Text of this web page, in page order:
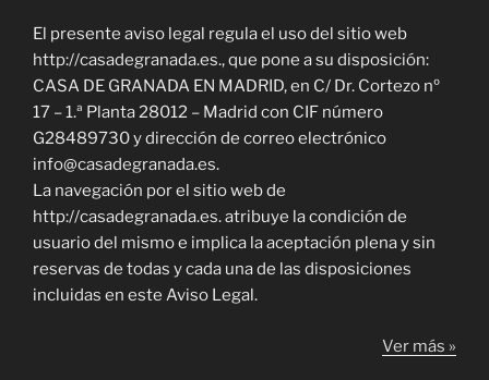
El presente aviso legal regula el uso del sitio web
http://casadegranada.es., que pone a su disposición:
CASA DE GRANADA EN MADRID, en C/ Dr. Cortezo nº
17 – 1.ª Planta 28012 – Madrid con CIF número
G28489730 y dirección de correo electrónico
info@casadegranada.es.
La navegación por el sitio web de
http://casadegranada.es. atribuye la condición de
usuario del mismo e implica la aceptación plena y sin
reservas de todas y cada una de las disposiciones
incluidas en este Aviso Legal.
Ver más »